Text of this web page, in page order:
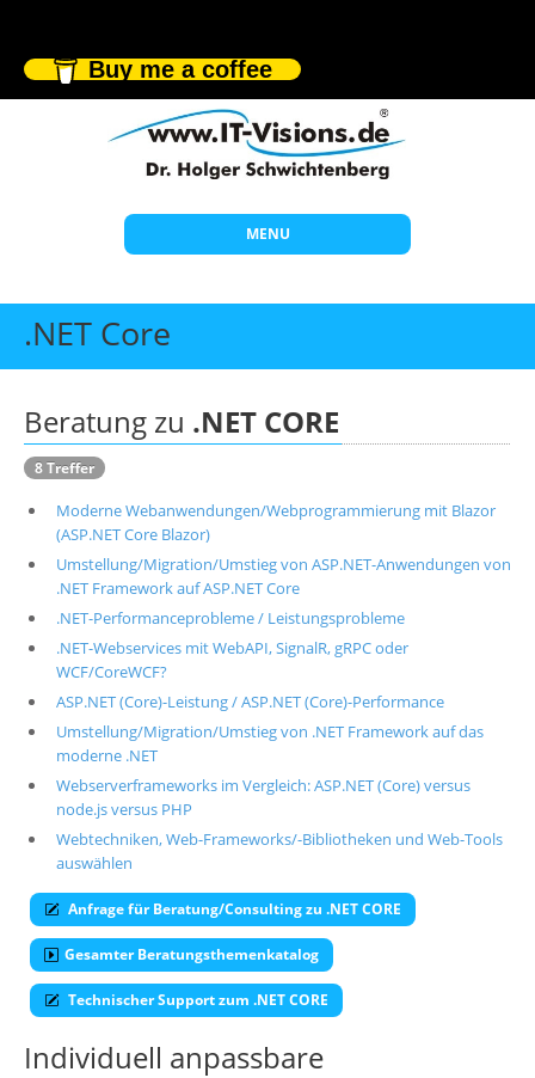
Buy me a coffee
MENU
Start
Themen
Individuelle Schulungen
Wissen
Über uns
.NET Core
Beratung zu .NET CORE
8 Treffer
Moderne Webanwendungen/Webprogrammierung mit Blazor
(ASP.NET Core Blazor)
Umstellung/Migration/Umstieg von ASP.NET-Anwendungen von
.NET Framework auf ASP.NET Core
.NET-Performanceprobleme / Leistungsprobleme
.NET-Webservices mit WebAPI, SignalR, gRPC oder
WCF/CoreWCF?
ASP.NET (Core)-Leistung / ASP.NET (Core)-Performance
Umstellung/Migration/Umstieg von .NET Framework auf das
moderne .NET
Webserverframeworks im Vergleich: ASP.NET (Core) versus
node.js versus PHP
Webtechniken, Web-Frameworks/-Bibliotheken und Web-Tools
auswählen
Anfrage für Beratung/Consulting zu .NET CORE
Gesamter Beratungsthemenkatalog
Technischer Support zum .NET CORE
Individuell anpassbare